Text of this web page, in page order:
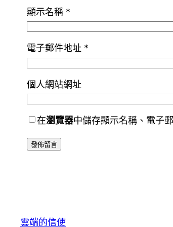
顯示名稱 *
電子郵件地址 *
個人網站網址
在瀏覽器中儲存顯示名稱、電子
雲端的信使